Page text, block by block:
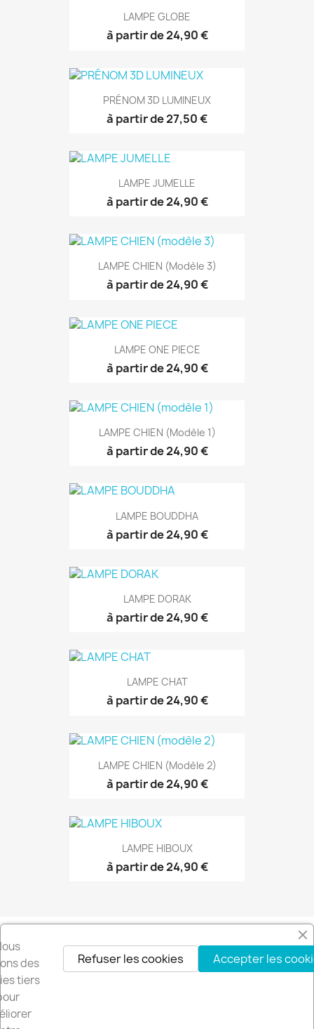
LAMPE GLOBE
à partir de 24,90 €
PRÉNOM 3D LUMINEUX
à partir de 27,50 €
LAMPE JUMELLE
à partir de 24,90 €
LAMPE CHIEN (modèle 3)
à partir de 24,90 €
LAMPE ONE PIECE
à partir de 24,90 €
LAMPE CHIEN (modèle 1)
à partir de 24,90 €
LAMPE BOUDDHA
à partir de 24,90 €
LAMPE DORAK
à partir de 24,90 €
LAMPE CHAT
à partir de 24,90 €
LAMPE CHIEN (modèle 2)
à partir de 24,90 €
LAMPE HIBOUX
à partir de 24,90 €
des
tiers
Accepter les
Refuser les cookies